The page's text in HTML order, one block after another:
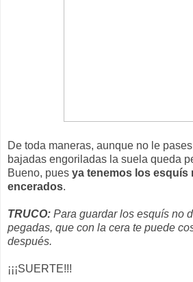
De toda maneras, aunque no le
bajadas engoriladas la suela queda
Bueno, pues ya tenemos los esquís
encerados.
TRUCO: Para guardar los esquís no
pegadas, que con la cera te puede
después.
¡¡¡SUERTE!!!